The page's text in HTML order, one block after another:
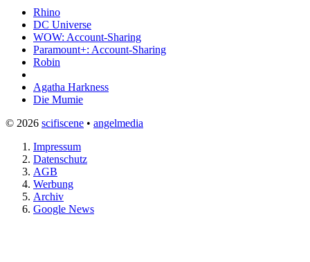
Rhino
DC Universe
WOW: Account-Sharing
Paramount+: Account-Sharing
Robin
Agatha Harkness
Die Mumie
© 2026 scifiscene • angelmedia
Impressum
Datenschutz
AGB
Werbung
Archiv
Google News